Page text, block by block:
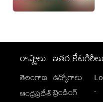
రాష్ట్రాలు
తెలంగాణ
ఆంధ్రప్రదేశ్
ఇతర కేటగిరీలు
ఉద్యోగాలు
ట్రెండింగ్
-